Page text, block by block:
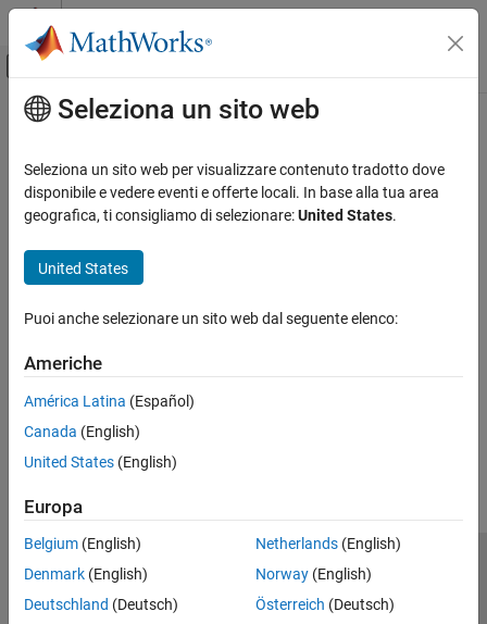
Vai al contenuto
Attiva/disattiva menu di navigazione
Pagina iniziale della documentazione
Contenuto principale
How useful was this information?
Seleziona un sito web
Seleziona un sito web per visualizzare contenuto tradotto dove
disponibile e vedere eventi e offerte locali. In base alla tua area
geografica, ti consigliamo di selezionare:United States.
United States
Puoi anche selezionare un sito web dal seguente elenco:
Americhe
América Latina (Español)
Canada (English)
United States (English)
Europa
Belgium (English)
Denmark (English)
Deutschland (Deutsch)
Netherlands(English)
Norway(English)
Österreich (Deutsch)
Centro di fiducia
Informativa sulla privacy
Antipirateria
Stato dell'applicazione
Contatti